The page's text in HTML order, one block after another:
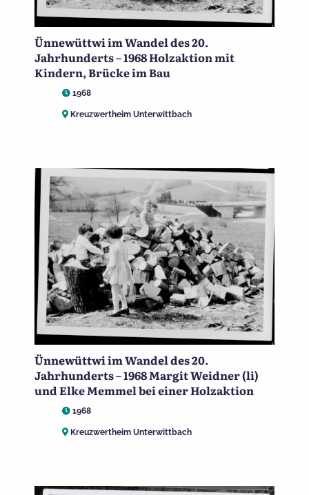
Ünnewüttwi im Wandel des 20.
Jahrhunderts – 1968 Holzaktion mit
Kindern, Brücke im Bau
1968
Kreuzwertheim Unterwittbach
Ünnewüttwi im Wandel des 20.
Jahrhunderts – 1968 Margit Weidner (li)
und Elke Memmel bei einer Holzaktion
1968
Kreuzwertheim Unterwittbach